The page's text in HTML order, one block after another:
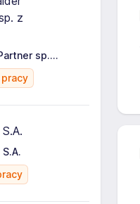
sp....